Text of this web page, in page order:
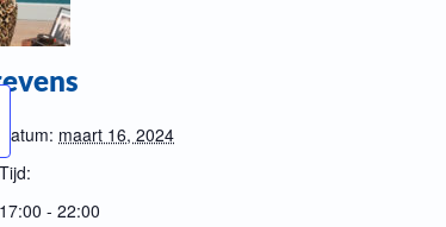
Datum: maart 16, 2024
Tijd:
17:00 - 22:00